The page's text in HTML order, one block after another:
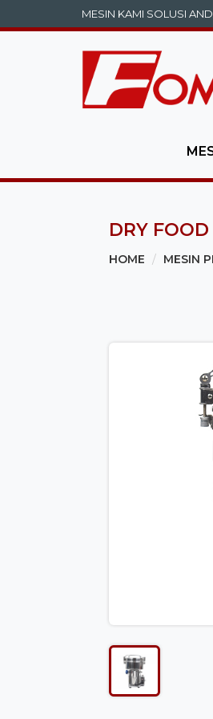
MESIN KAMI SOLUSI
DRY
HOME MESIN